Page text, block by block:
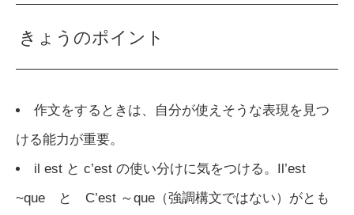
きょうのポイント
作文をするときは、自分が使えそうな表現を見つ
ける能力が重要。
il est と c’est の使い分けに気をつける。Il’est
~que と C’est ～que（強調構文ではない）がとも